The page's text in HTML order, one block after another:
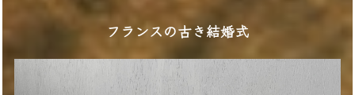
フランスの古き結婚式